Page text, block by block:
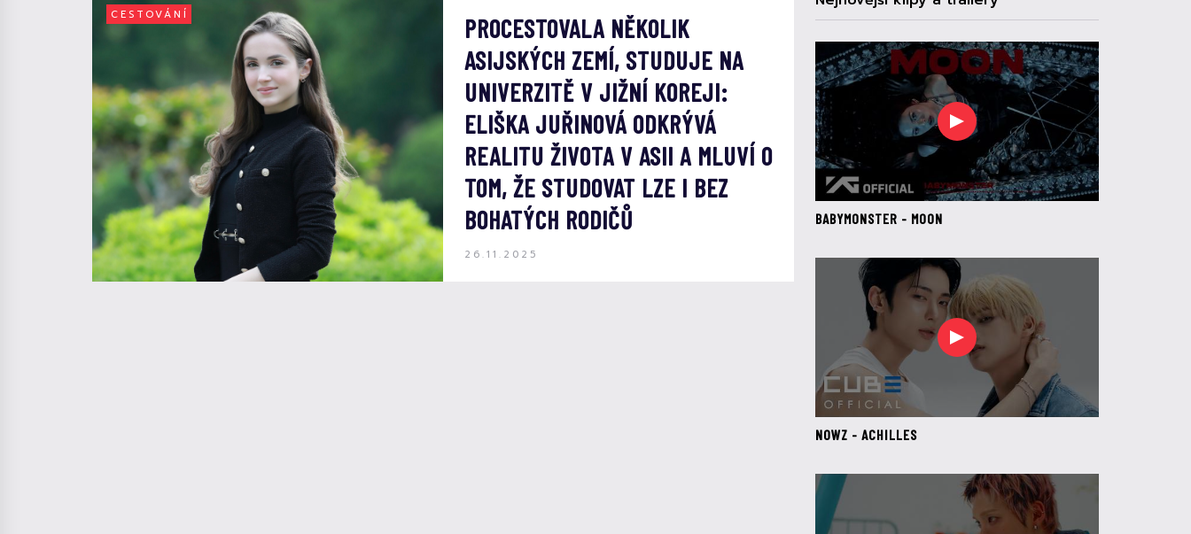
CESTOVÁNÍ
PROCESTOVALA NĚKOLIK
ASIJSKÝCH ZEMÍ, STUDUJE NA
UNIVERZITĚ V JIŽNÍ KOREJI:
ELIŠKA JUŘINOVÁ ODKRÝVÁ
REALITU ŽIVOTA V ASII A MLUVÍ O
TOM, ŽE STUDOVAT LZE I BEZ
BOHATÝCH RODIČŮ
26.11.2025
BABYMONSTER - MOON
NOWZ - ACHILLES